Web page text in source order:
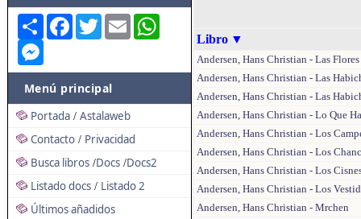
Share FacebookTwitterEmail
Menú principal
Portada / Astalaweb
Contacto / Privacidad
Busca libros /Docs /Docs2
Listado docs / Listado 2
Últimos añadidos
Libro ▼
Andersen, Hans Christian - Las
Andersen, Hans Christian - Las
Andersen, Hans Christian - Las
Andersen, Hans Christian - Lo Que
Andersen, Hans Christian - Los
Andersen, Hans Christian - Los
Andersen, Hans Christian - Los
Andersen, Hans Christian - Los
Andersen, Hans Christian - Mrchen